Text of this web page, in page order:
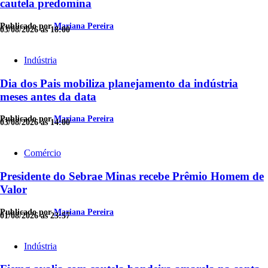
cautela predomina
Publicado porMariana Pereira
03/08/2026 às 18:00
Indústria
Dia dos Pais mobiliza planejamento da indústria
meses antes da data
Publicado porMariana Pereira
03/08/2026 às 14:00
Comércio
Presidente do Sebrae Minas recebe Prêmio Homem de
Valor
Publicado porMariana Pereira
01/08/2026 às 23:57
Indústria